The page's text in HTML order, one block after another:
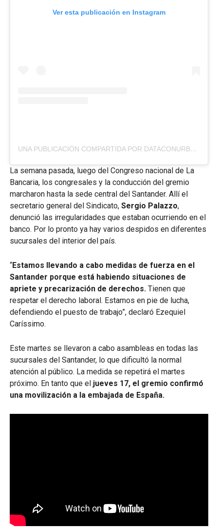
Ver esta publicación en Instagram
UNA PUBLICACIÓN COMPARTIDA POR DATACONURBANO (@DATACONURBANO)
La semana pasada, luego del Congreso nacional de La
Bancaria, los congresales y la conducción del gremio
marcharon hasta la sede central del Santander. Allí el
secretario general del Sindicato, Sergio Palazzo,
denunció las irregularidades que estaban ocurriendo en el
banco. Por lo pronto ya hay varios despidos en diferentes
sucursales del interior del país.
“Estamos llevando a cabo medidas de fuerza en el
Santander porque está habiendo situaciones de
apriete y precarización de derechos. Tienen que
respetar el derecho laboral. Estamos en pie de lucha,
defendiendo el puesto de trabajo”, declaró Ezequiel
Caríssimo.
Este martes se llevaron a cabo asambleas en todas las
sucursales del Santander, lo que dificultó la normal
atención al público. La medida se repetirá el martes
próximo. En tanto que el jueves 17, el gremio confirmó
una movilización a la embajada de España.